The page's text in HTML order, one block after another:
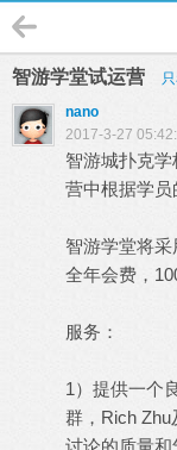
智游学堂试运营
nano
2017-3-27
智游城扑克
营中根据学员
智游学堂将采
全年会费，
服务：
1）提供一个
群，Rich
讨论的质量